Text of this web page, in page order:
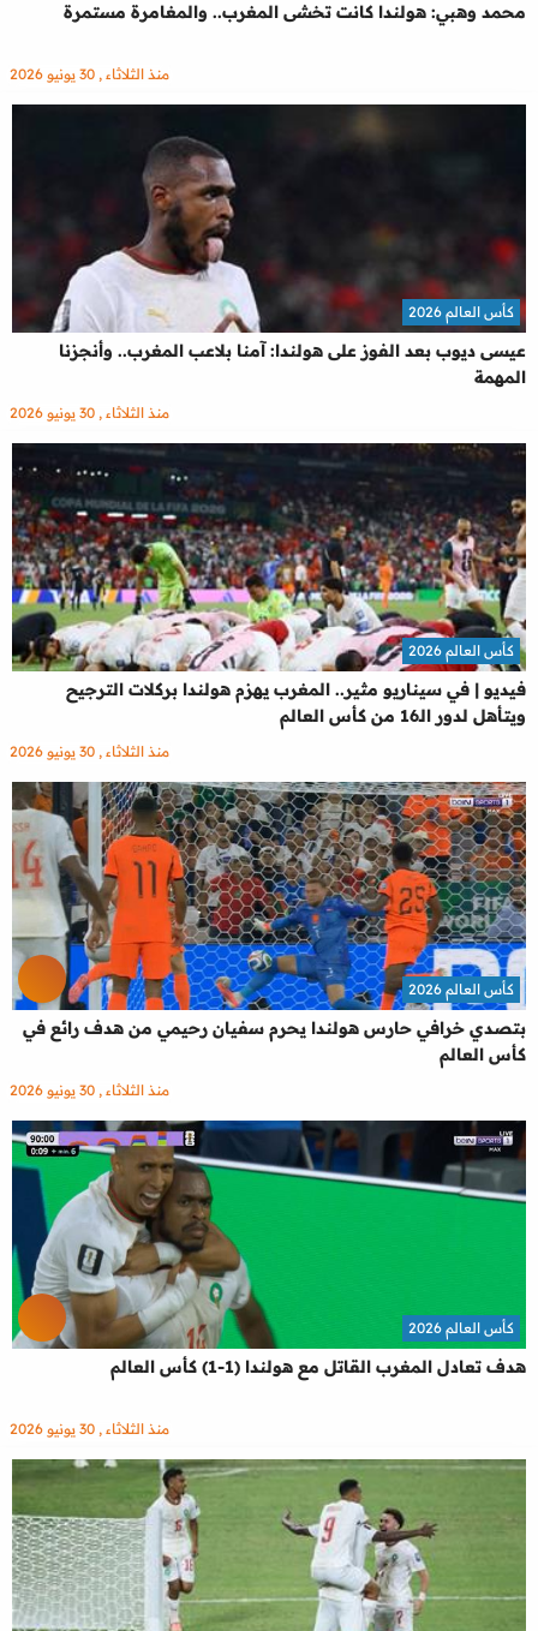
محمد وهبي: هولندا كانت تخشى المغرب.. والمغامرة مستمرة
منذ الثلاثاء , 30 يونيو 2026
عيسى ديوب بعد الفوز على هولندا: آمنا بلاعب المغرب.. وأنجزنا
المهمة
كأس العالم 2026
منذ الثلاثاء , 30 يونيو 2026
فيديو | في سيناريو مثير.. المغرب يهزم هولندا بركلات الترجيح
ويتأهل لدور الـ16 من كأس العالم
كأس العالم 2026
منذ الثلاثاء , 30 يونيو 2026
بتصدي خرافي حارس هولندا يحرم سفيان رحيمي من هدف رائع في
كأس العالم
كأس العالم 2026
منذ الثلاثاء , 30 يونيو 2026
هدف تعادل المغرب القاتل مع هولندا (1-1) كأس العالم
كأس العالم 2026
منذ الثلاثاء , 30 يونيو 2026